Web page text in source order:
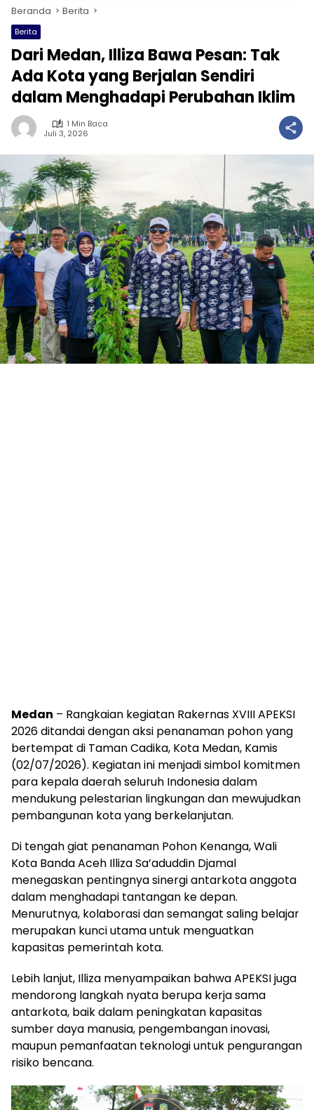
Beranda Berita
Berita
Dari Medan, Illiza Bawa Pesan: Tak
Ada Kota yang Berjalan Sendiri
dalam Menghadapi Perubahan Iklim
1 Min Baca
Juli 3, 2026
Medan – Rangkaian kegiatan Rakernas XVIII APEKSI
2026 ditandai dengan aksi penanaman pohon yang
bertempat di Taman Cadika, Kota Medan, Kamis
(02/07/2026). Kegiatan ini menjadi simbol komitmen
para kepala daerah seluruh Indonesia dalam
mendukung pelestarian lingkungan dan mewujudkan
pembangunan kota yang berkelanjutan.
Di tengah giat penanaman Pohon Kenanga, Wali
Kota Banda Aceh Illiza Sa’aduddin Djamal
menegaskan pentingnya sinergi antarkota anggota
dalam menghadapi tantangan ke depan.
Menurutnya, kolaborasi dan semangat saling belajar
merupakan kunci utama untuk menguatkan
kapasitas pemerintah kota.
Lebih lanjut, Illiza menyampaikan bahwa APEKSI juga
mendorong langkah nyata berupa kerja sama
antarkota, baik dalam peningkatan kapasitas
sumber daya manusia, pengembangan inovasi,
maupun pemanfaatan teknologi untuk pengurangan
risiko bencana.